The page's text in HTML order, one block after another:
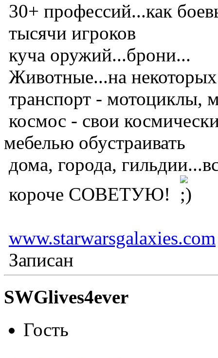
30+ профессий...как
тысячи игроков
куча оружий...брони...
Животные...на
транспорт - мотоциклы,
космос - свои
мебелью обустраивать
дома, города,
короче СОВЕТУЮ!
www.starwarsgalaxies.com
Записан
SWGlives4ever
Гость